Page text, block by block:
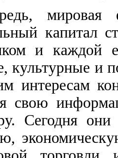
мировая
капитал
и каждой
культурные и
интересам
свою
Сегодня